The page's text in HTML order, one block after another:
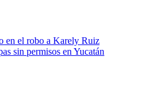
en el robo a Karely Ruiz
sin permisos en Yucatán